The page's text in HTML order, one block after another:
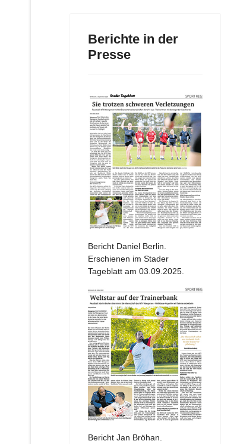
Berichte in der
Presse
Bericht Daniel Berlin.
Erschienen im Stader
Tageblatt am 03.09.2025.
Bericht Jan Bröhan.